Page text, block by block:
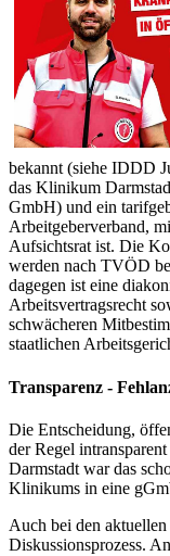
bekannt (siehe IDDD
das Klinikum
GmbH) und ein
Arbeitgeberverband,
Aufsichtsrat ist. Die
werden nach TVÖD
dagegen ist eine
Arbeitsvertragsrecht
schwächeren
staatlichen
Transparenz -
Die Entscheidung,
der Regel
Darmstadt war das
Klinikums in eine
Auch bei den
Diskussionsprozess.